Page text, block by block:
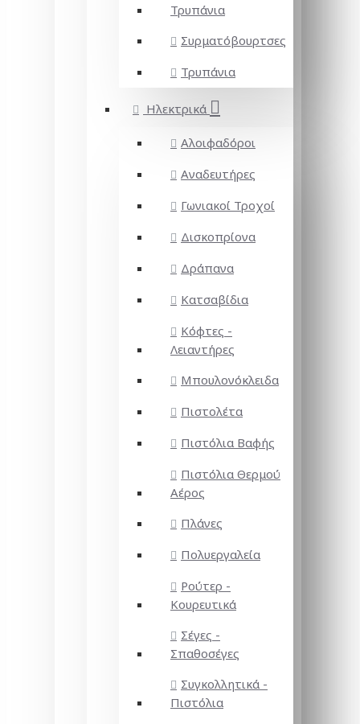
Τρυπάνια
Συρματόβουρτσες
Τρυπάνια
Ηλεκτρικά
Αλοιφαδόροι
Αναδευτήρες
Γωνιακοί Τροχοί
Δισκοπρίονα
Δράπανα
Κατσαβίδια
Κόφτες -
Λειαντήρες
Μπουλονόκλειδα
Πιστολέτα
Πιστόλια Βαφής
Πιστόλια Θερμού
Αέρος
Πλάνες
Πολυεργαλεία
Ρούτερ -
Κουρευτικά
Σέγες -
Σπαθοσέγες
Συγκολλητικά -
Πιστόλια